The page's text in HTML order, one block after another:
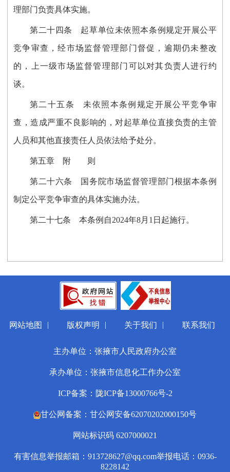
理部门负责具体实施。
第二十四条 起草单位未依照本条例规定开展公平
竞争审查，经市场监督管理部门督促，逾期仍未整改
的，上一级市场监督管理部门可以对其负责人进行约
谈。
第二十五条 未依照本条例规定开展公平竞争审
查，造成严重不良影响的，对起草单位直接负责的主管
人员和其他直接责任人员依法给予处分。
第五章 附 则
第二十六条 国务院市场监督管理部门根据本条例
制定公平竞争审查的具体实施办法。
第二十七条 本条例自2024年8月1日起施行。
网站地图 | 版权声明 | 关于我们 | 联系我们
主办单位：张掖市人民政府办公室
承办单位：张掖市信息化工作办公室
ICP备案：陇ICP备13000766号-2
甘公网备案：甘公网安备62070202000150号
网站标识码 6207000021
有害信息举报邮箱：913728627@qq.com举报电话：0936-
8228142